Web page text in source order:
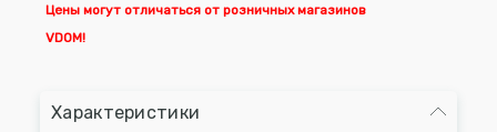
Цены могут отличаться от розничных магазинов
VDOM!
Характеристики